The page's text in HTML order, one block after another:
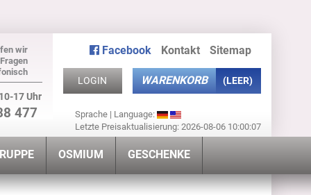
Facebook Kontakt Sitemap
LOGIN WARENKORB (LEER)
wir
10-17 Uhr
477
Sprache | Language:
Letzte Preisaktualisierung: 2026-08-06 10:00:07
OSMIUM GESCHENKE